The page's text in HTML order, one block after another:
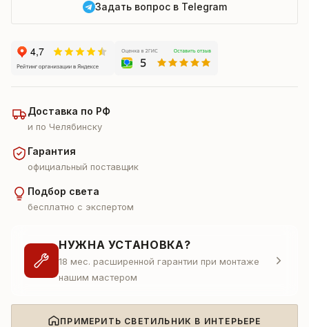
Задать вопрос в Telegram
Доставка по РФ
и по Челябинску
Гарантия
официальный поставщик
Подбор света
бесплатно с экспертом
НУЖНА УСТАНОВКА?
18 мес. расширенной гарантии при монтаже
нашим мастером
ПРИМЕРИТЬ СВЕТИЛЬНИК В ИНТЕРЬЕРЕ